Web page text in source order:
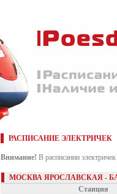
РАСПИСАНИЕ ЭЛЕКТРИЧЕК
Внимание! В расписании
МОСКВА ЯРОСЛАВСКАЯ -
Станция